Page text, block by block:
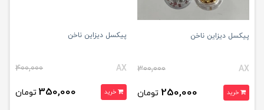
پیکسل دیزاین ناخن
AX
300,000
خرید 250,000 تومان
پیکسل دیزاین ناخن
AX
400,000
خرید 350,000 تومان